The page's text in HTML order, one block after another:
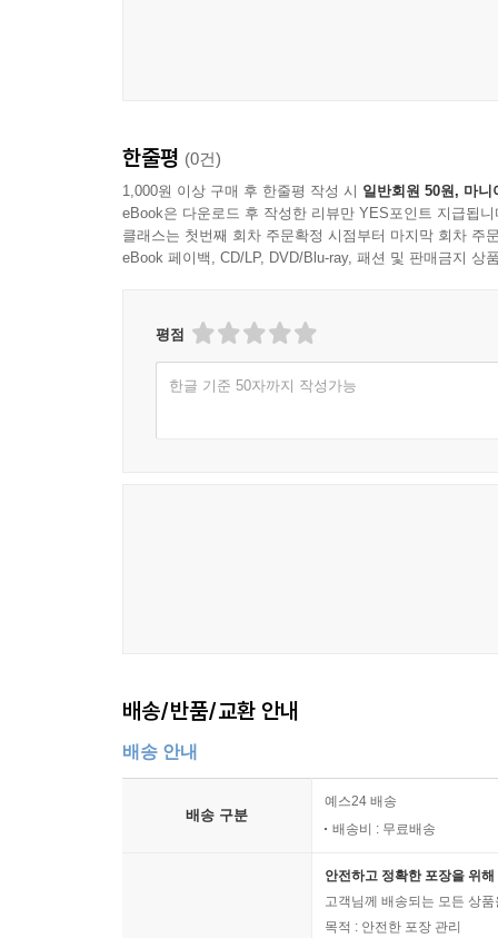
한줄평 (0건)
1,000원 이상 구매 후 한줄평 작성 시 일반회원 50원, 마니
eBook은 다운로드 후 작성한 리뷰만 YES포인트 지급됩니
클래스는 첫번째 회차 주문확정 시점부터 마지막 회차 주
eBook 페이백, CD/LP, DVD/Blu-ray, 패션 및 판매금지 상
평점
한글 기준 50자까지 작성가능
배송/반품/교환 안내
배송 안내
배송 구분
예스24 배송
배송비 : 무료배송
안전하고 정확한 포장을 위
고객님께 배송되는 모든 상
목적 : 안전한 포장 관리